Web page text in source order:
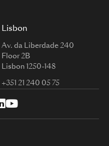
Lisbon
Av. da Liberdade 240
Floor 2B
Lisbon 1250-148
+351 21 240 05 75